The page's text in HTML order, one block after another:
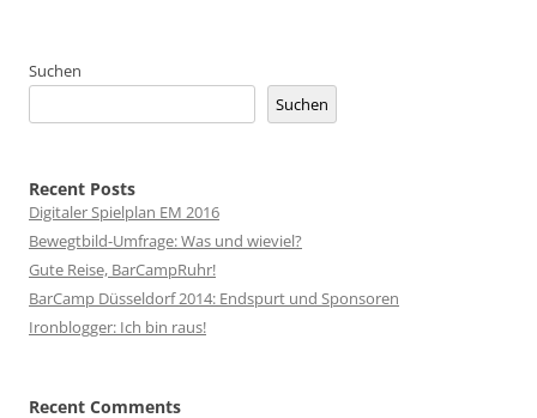
Suchen
Suchen
Recent Posts
Digitaler Spielplan EM 2016
Bewegtbild-Umfrage: Was und wieviel?
Gute Reise, BarCampRuhr!
BarCamp Düsseldorf 2014: Endspurt und Sponsoren
Ironblogger: Ich bin raus!
Recent Comments